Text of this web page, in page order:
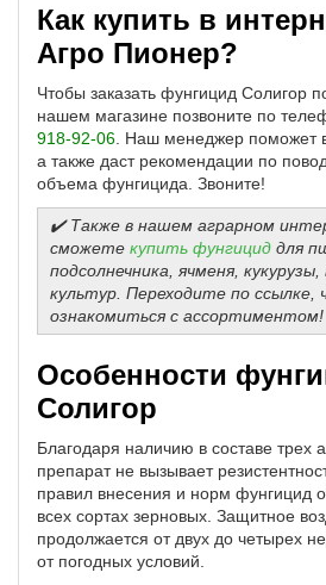
Как купить в
Агро Пионер?
Чтобы заказать фунгицид Солигор
нашем магазине позвоните по
918-92-06 . Наш менеджер поможет
а также даст рекомендации по
объема фунгицида. Звоните!
✔️ Также в нашем аграрном
сможете купить фунгицид для
подсолнечника, ячменя,
культур. Переходите по ссылке,
ознакомиться с ассортиментом!
Особенности
Солигор
Благодаря наличию в составе трех
препарат не вызывает
правил внесения и норм фунгицид
всех сортах зерновых. Защитное
продолжается от двух до четырех
от погодных условий.